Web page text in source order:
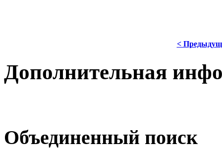
<
Дополнительная
Объединенный поиск